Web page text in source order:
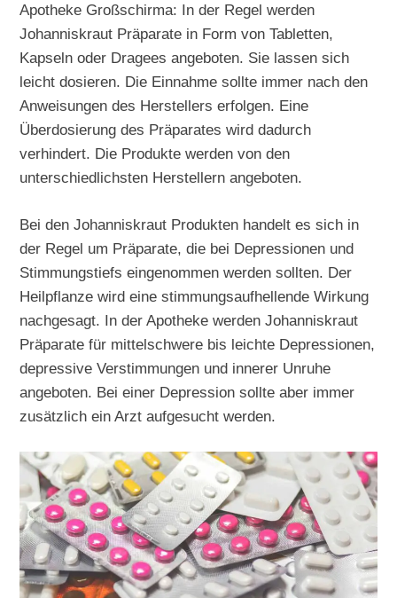
Apotheke Großschirma: In der Regel werden
Johanniskraut Präparate in Form von Tabletten,
Kapseln oder Dragees angeboten. Sie lassen sich
leicht dosieren. Die Einnahme sollte immer nach den
Anweisungen des Herstellers erfolgen. Eine
Überdosierung des Präparates wird dadurch
verhindert. Die Produkte werden von den
unterschiedlichsten Herstellern angeboten.
Bei den Johanniskraut Produkten handelt es sich in
der Regel um Präparate, die bei Depressionen und
Stimmungstiefs eingenommen werden sollten. Der
Heilpflanze wird eine stimmungsaufhellende Wirkung
nachgesagt. In der Apotheke werden Johanniskraut
Präparate für mittelschwere bis leichte Depressionen,
depressive Verstimmungen und innerer Unruhe
angeboten. Bei einer Depression sollte aber immer
zusätzlich ein Arzt aufgesucht werden.